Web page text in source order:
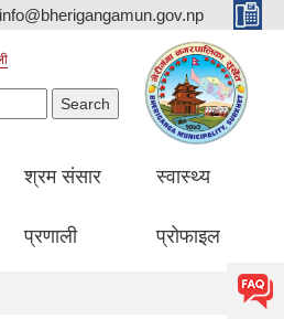
info@bherigangamun.gov.np
श्रम संसार
प्रणाली
स्वास्थ्य
प्रोफाइल